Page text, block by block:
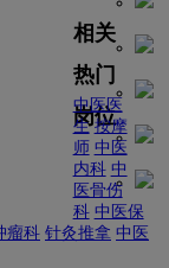
相关
热门
岗位
中医医
生 按摩
师 中医
内科 中
医骨伤
科 中医保
瘤科 针灸推拿 中医